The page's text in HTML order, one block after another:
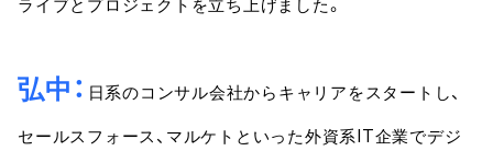
ライブとプロジェクトを立ち上げました。
弘中 日系のコンサル会社からキャリアをスタートし、
セールスフォース、マルケトといった外資系IT企業でデジ